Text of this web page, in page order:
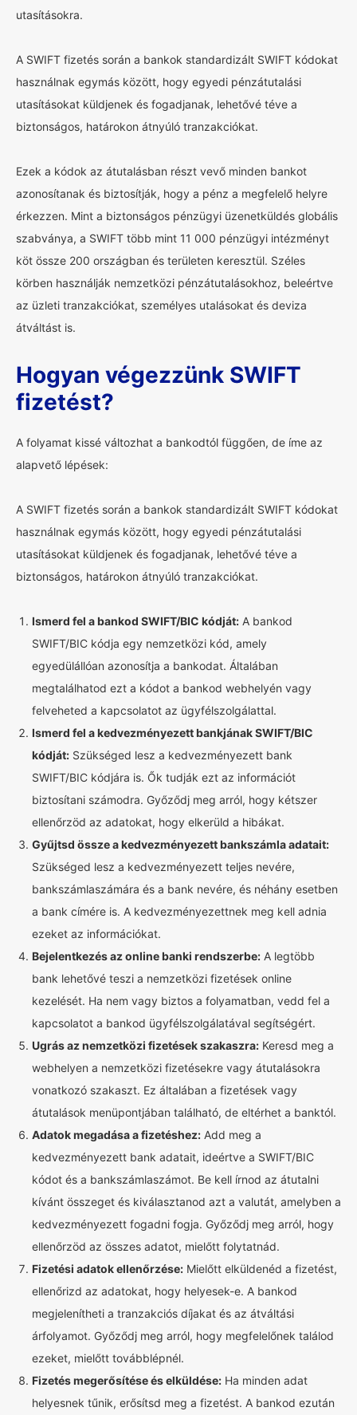
utasításokra.
A SWIFT fizetés során a bankok standardizált SWIFT kódokat
használnak egymás között, hogy egyedi pénzátutalási
utasításokat küldjenek és fogadjanak, lehetővé téve a
biztonságos, határokon átnyúló tranzakciókat.
Ezek a kódok az átutalásban részt vevő minden bankot
azonosítanak és biztosítják, hogy a pénz a megfelelő helyre
érkezzen. Mint a biztonságos pénzügyi üzenetküldés globális
szabványa, a SWIFT több mint 11 000 pénzügyi intézményt
köt össze 200 országban és területen keresztül. Széles
körben használják nemzetközi pénzátutalásokhoz, beleértve
az üzleti tranzakciókat, személyes utalásokat és deviza
átváltást is.
Hogyan végezzünk SWIFT
fizetést?
A folyamat kissé változhat a bankodtól függően, de íme az
alapvető lépések:
A SWIFT fizetés során a bankok standardizált SWIFT kódokat
használnak egymás között, hogy egyedi pénzátutalási
utasításokat küldjenek és fogadjanak, lehetővé téve a
biztonságos, határokon átnyúló tranzakciókat.
Ismerd fel a bankod SWIFT/BIC kódját: A bankod
SWIFT/BIC kódja egy nemzetközi kód, amely
egyedülállóan azonosítja a bankodat. Általában
megtalálhatod ezt a kódot a bankod webhelyén vagy
felveheted a kapcsolatot az ügyfélszolgálattal.
Ismerd fel a kedvezményezett bankjának SWIFT/BIC
kódját: Szükséged lesz a kedvezményezett bank
SWIFT/BIC kódjára is. Ők tudják ezt az információt
biztosítani számodra. Győződj meg arról, hogy kétszer
ellenőrzöd az adatokat, hogy elkerüld a hibákat.
Gyűjtsd össze a kedvezményezett bankszámla adatait:
Szükséged lesz a kedvezményezett teljes nevére,
bankszámlaszámára és a bank nevére, és néhány esetben
a bank címére is. A kedvezményezettnek meg kell adnia
ezeket az információkat.
Bejelentkezés az online banki rendszerbe: A legtöbb
bank lehetővé teszi a nemzetközi fizetések online
kezelését. Ha nem vagy biztos a folyamatban, vedd fel a
kapcsolatot a bankod ügyfélszolgálatával segítségért.
Ugrás az nemzetközi fizetések szakaszra: Keresd meg a
webhelyen a nemzetközi fizetésekre vagy átutalásokra
vonatkozó szakaszt. Ez általában a fizetések vagy
átutalások menüpontjában található, de eltérhet a banktól.
Adatok megadása a fizetéshez: Add meg a
kedvezményezett bank adatait, ideértve a SWIFT/BIC
kódot és a bankszámlaszámot. Be kell írnod az átutalni
kívánt összeget és kiválasztanod azt a valutát, amelyben a
kedvezményezett fogadni fogja. Győződj meg arról, hogy
ellenőrzöd az összes adatot, mielőtt folytatnád.
Fizetési adatok ellenőrzése: Mielőtt elküldenéd a fizetést,
ellenőrizd az adatokat, hogy helyesek-e. A bankod
megjelenítheti a tranzakciós díjakat és az átváltási
árfolyamot. Győződj meg arról, hogy megfelelőnek találod
ezeket, mielőtt továbblépnél.
Fizetés megerősítése és elküldése: Ha minden adat
helyesnek tűnik, erősítsd meg a fizetést. A bankod ezután